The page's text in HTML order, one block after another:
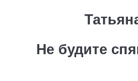
Не будите